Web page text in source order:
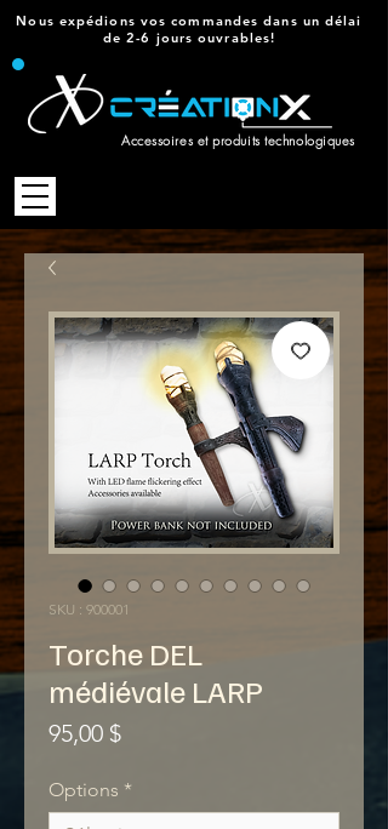
Accessoires et produits technologiques
Nous expédions vos commandes dans un délai
de 2-6 jours ouvrables!
SKU : 900001
Torche DEL
médiévale LARP
95,00 $Prix
Options *